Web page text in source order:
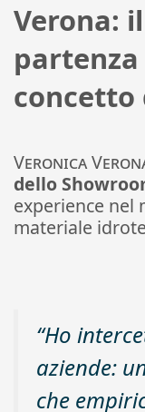
Verona:
concetto
Veronica
dello
experience nel
materiale
“Ho
aziende:
che